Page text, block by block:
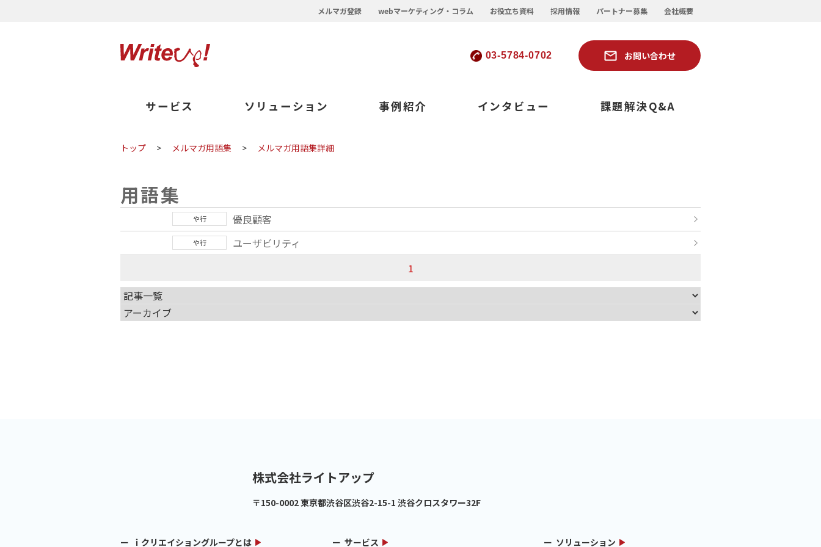
メルマガ登録 webマーケティング・コラム お役立ち資料 採用情報 パートナー募集 会社概要
03-5784-0702 お問い合わせ
サービス ソリューション 事例紹介 インタビュー 課題解決Q&A
トップ > メルマガ用語集 > メルマガ用語集詳細
用語集
や行 優良顧客
や行
ユーザビリティ
1
株式会社ライトアップ
〒150-0002東京都渋谷区渋谷2-15-1 渋谷クロスタワー32F
ｉクリエイショングループとは サービス ソリューション